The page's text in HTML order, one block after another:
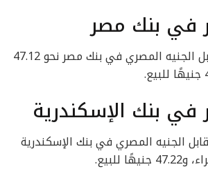
في بنك مصر
بلغ سعر الدولار مقابل الجنيه المصري في بنك مصر نحو 47.12
في بنك الإسكندرية
الجنيه المصري في بنك الإسكندرية